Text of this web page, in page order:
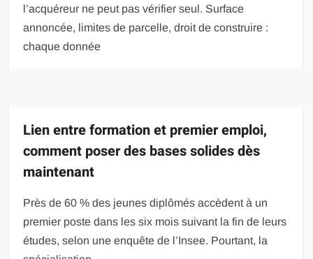
l’acquéreur ne peut pas vérifier seul. Surface
annoncée, limites de parcelle, droit de construire :
chaque donnée
Lien entre formation et premier emploi,
comment poser des bases solides dès
maintenant
Près de 60 % des jeunes diplômés accèdent à un
premier poste dans les six mois suivant la fin de leurs
études, selon une enquête de l’Insee. Pourtant, la